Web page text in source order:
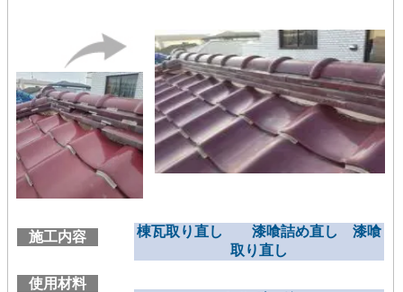
施工内容
棟瓦取り直し 漆喰詰め直し 漆喰
取り直し
使用材料